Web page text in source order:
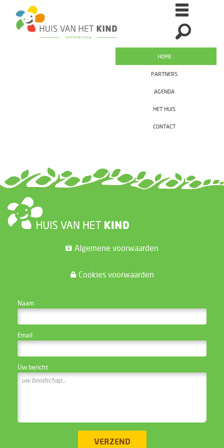
HOME
PARTNERS
AGENDA
HET HUIS
CONTACT
Algemene voorwaarden
Cookies voorwaarden
Naam
Email
Uw bericht
VERZEND